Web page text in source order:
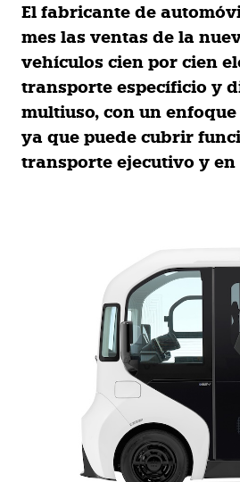
El fabricante de
mes las ventas de la
vehículos cien por cien
transporte específicio y
multiuso, con un
ya que puede cubrir
transporte ejecutivo y en